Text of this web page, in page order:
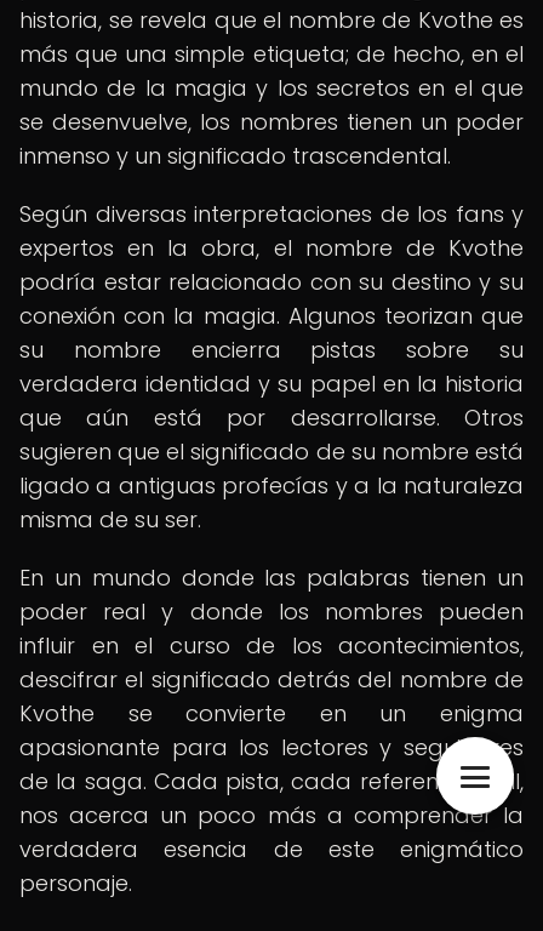
historia, se revela que el nombre de Kvothe es
más que una simple etiqueta; de hecho, en el
mundo de la magia y los secretos en el que
se desenvuelve, los nombres tienen un poder
inmenso y un significado trascendental.
Según diversas interpretaciones de los fans y
expertos en la obra, el nombre de Kvothe
podría estar relacionado con su destino y su
conexión con la magia. Algunos teorizan que
su nombre encierra pistas sobre su
verdadera identidad y su papel en la historia
que aún está por desarrollarse. Otros
sugieren que el significado de su nombre está
ligado a antiguas profecías y a la naturaleza
misma de su ser.
En un mundo donde las palabras tienen un
poder real y donde los nombres pueden
influir en el curso de los acontecimientos,
descifrar el significado detrás del nombre de
Kvothe se convierte en un enigma
apasionante para los lectores y seguidores
de la saga. Cada pista, cada referencia sutil,
nos acerca un poco más a comprender la
verdadera esencia de este enigmático
personaje.